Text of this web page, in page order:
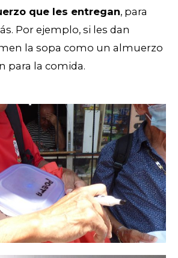
que les entregan, para
Por ejemplo, si les dan
la sopa como un almuerzo
para la comida.